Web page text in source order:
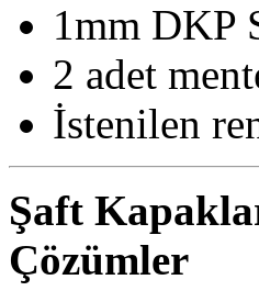
1mm DKP
2 adet
İstenilen
Şaft
Çözümler